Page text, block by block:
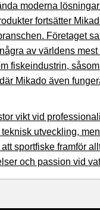
moderna
fortsätter
Företaget
av världens
fiskeindustrin, såsom
Mikado även
vikt vid
utveckling,
sportfiske framför
och passion vid